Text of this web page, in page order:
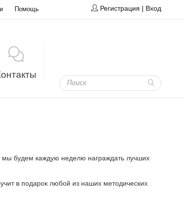
Помощь Регистрация | Вход
мы будем каждую неделю награждать лучших
в подарок любой из наших методических